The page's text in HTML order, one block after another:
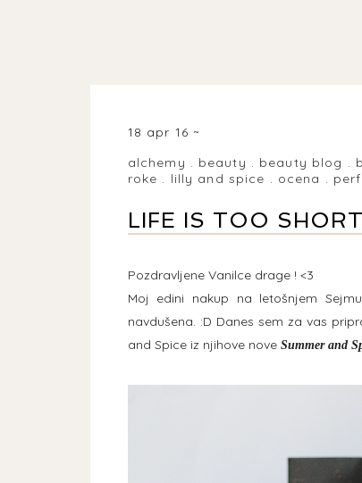
18 apr 16
alchemy . beauty . beauty blog .
roke . lilly and spice . ocena .
LIFE IS TOO
Pozdravljene Vanilce drage ! <3
Moj edini nakup na letošnjem
navdušena. :D Danes sem za vas
and Spice iz njihove noveSummer and